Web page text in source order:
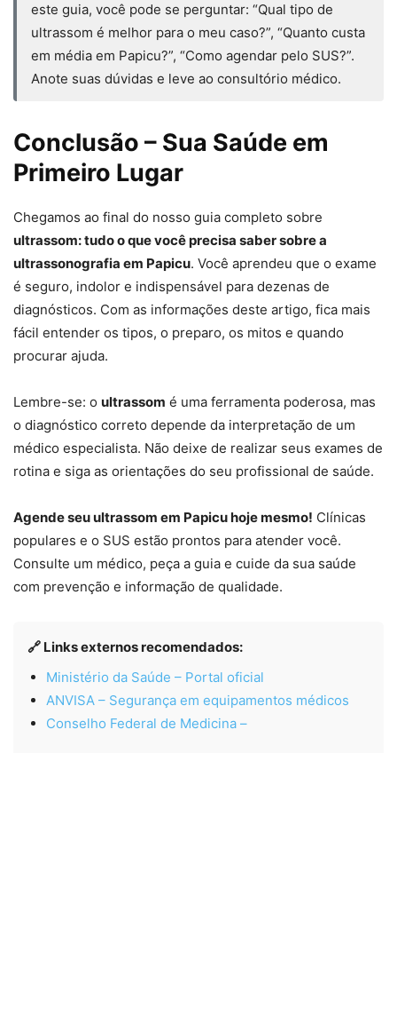
este guia, você pode se perguntar: “Qual tipo de
ultrassom é melhor para o meu caso?”, “Quanto custa
em média em Papicu?”, “Como agendar pelo SUS?”.
Anote suas dúvidas e leve ao consultório médico.
Conclusão – Sua Saúde em
Primeiro Lugar
Chegamos ao final do nosso guia completo sobre
ultrassom: tudo o que você precisa saber sobre a
ultrassonografia em Papicu. Você aprendeu que o exame
é seguro, indolor e indispensável para dezenas de
diagnósticos. Com as informações deste artigo, fica mais
fácil entender os tipos, o preparo, os mitos e quando
procurar ajuda.
Lembre-se: o ultrassom é uma ferramenta poderosa, mas
o diagnóstico correto depende da interpretação de um
médico especialista. Não deixe de realizar seus exames de
rotina e siga as orientações do seu profissional de saúde.
Agende seu ultrassom em Papicu hoje mesmo! Clínicas
populares e o SUS estão prontos para atender você.
Consulte um médico, peça a guia e cuide da sua saúde
com prevenção e informação de qualidade.
🔗 Links externos recomendados:
Ministério da Saúde – Portal oficial
ANVISA – Segurança em equipamentos médicos
Conselho Federal de Medicina –